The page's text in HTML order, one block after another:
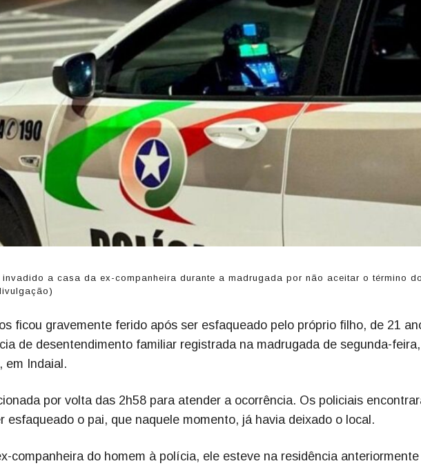
invadido a casa da ex-companheira durante a madrugada por não aceitar o término
ficou gravemente ferido após ser esfaqueado pelo próprio filho, de 21
de desentendimento familiar registrada na madrugada de segunda-
em Indaial.
por volta das 2h58 para atender a ocorrência. Os policiais
esfaqueado o pai, que naquele momento, já havia deixado o local.
companheira do homem à polícia, ele esteve na residência